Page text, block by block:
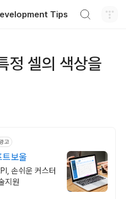
Tips
셀의 색상을
고
보울
손쉬운 커스터
지원